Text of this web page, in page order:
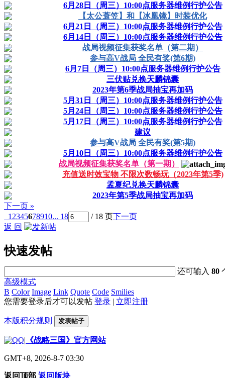
6月28日（周三）10:00点服务器维例行护公告
【太公蓑笠】和【冰凰镜】时装优化
6月21日（周三）10:00点服务器维例行护公告
6月14日（周三）10:00点服务器维例行护公告
战局视频征集获奖名单（第二期）
参与高V战局 全民有奖(第6期)
6月7日（周三）10:00点服务器维例行护公告
三伏贴兑换天麟锦囊
2023年第6季战局抽宝再加码
5月31日（周三）10:00点服务器维例行护公告
5月24日（周三）10:00点服务器维例行护公告
5月17日（周三）10:00点服务器维例行护公告
建议
参与高V战局 全民有奖(第5期)
5月10日（周三）10:00点服务器维例行护公告
战局视频征集获奖名单（第一期）
充值送时效宝物 不限次数畅玩（2023年第5季)
孟夏纪兑换天麟锦囊
2023年第5季战局抽宝再加码
下一页 »
1 2345678910... 18 / 18 页下一页
返 回
快速发帖
还可输入80
高级模式
B Color Image Link Quote Code Smilies
您需要登录后才可以发帖 登录 | 立即注册
本版积分规则 发表帖子
| 《战略三国》官方网站
GMT+8, 2026-8-7 03:30
返回顶部 返回版块